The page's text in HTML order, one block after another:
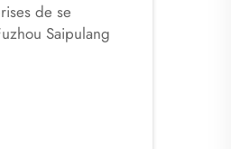
de se
Saipulang
esthétiques,